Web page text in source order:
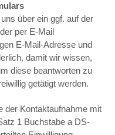
über ein ggf. auf der
per E-Mail
E-Mail-Adresse und
damit wir wissen,
diese beantworten zu
getätigt werden.
der Kontaktaufnahme mit
1 Buchstabe a DS-